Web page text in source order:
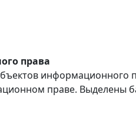
права
праве. Выделены